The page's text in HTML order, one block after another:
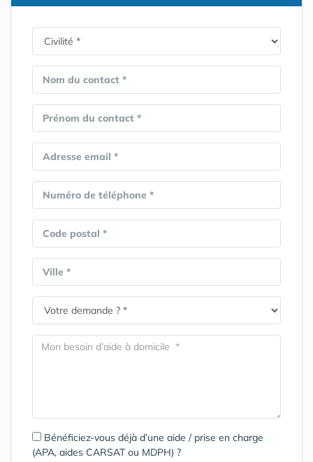
Nom du contact *
Prénom du contact *
Adresse email *
Numéro de téléphone *
Code postal *
Ville *
Bénéficiez-vous déjà d’une aide / prise en charge
(APA, aides CARSAT ou MDPH) ?